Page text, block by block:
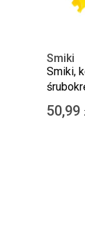
Smiki
Smiki,
50,99